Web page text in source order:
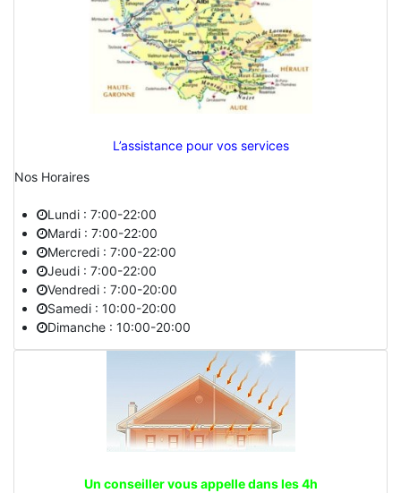
L’assistance pour vos services
Nos Horaires
Lundi : 7:00-22:00
Mardi : 7:00-22:00
Mercredi : 7:00-22:00
Jeudi : 7:00-22:00
Vendredi : 7:00-20:00
Samedi : 10:00-20:00
Dimanche : 10:00-20:00
Un conseiller vous appelle dans les 4h